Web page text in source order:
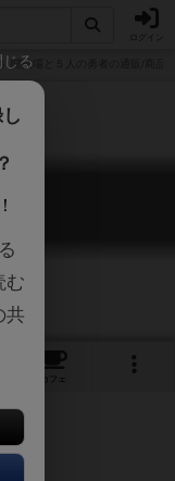
）闘技場と５人の勇者の通販/商品
カフェ
じる
む
共